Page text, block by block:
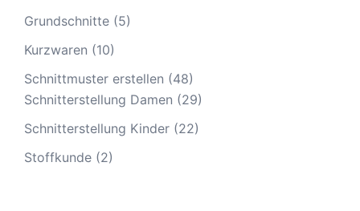
Grundschnitte (5)
Kurzwaren (10)
Schnittmuster erstellen (48)
Schnitterstellung Damen (29)
Schnitterstellung Kinder (22)
Stoffkunde (2)